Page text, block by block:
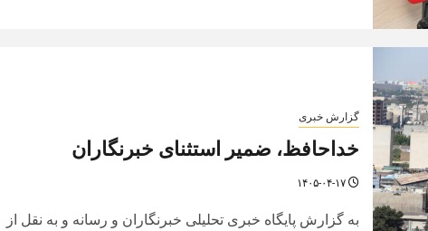
گزارش خبری
خداحافظ، ضمیر استثنای خبرنگاران
۱۴۰۵-۰۴-۱۷
به گزارش پایگاه خبری تحلیلی خبرنگاران و رسانه و به نقل از